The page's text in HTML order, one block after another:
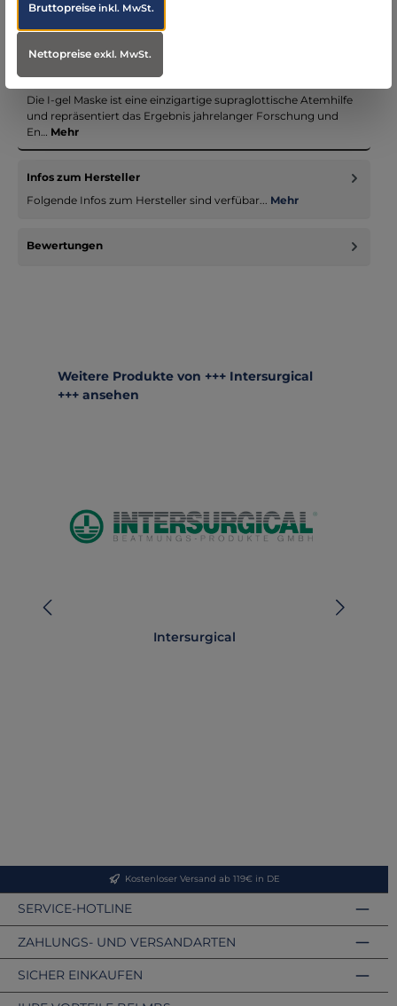
Beschreibung
Die I-gel Maske ist eine einzigartige supraglottische Atemhilfe
und repräsentiert das Ergebnis jahrelanger Forschung und
En… Mehr
Infos zum Hersteller
Folgende Infos zum Hersteller sind verfübar... Mehr
Bewertungen
Produktgalerie überspringen
Weitere Produkte von +++ Intersurgical
+++ ansehen
Intersurgical
Kostenloser Versand ab 119€ in DE
SERVICE-HOTLINE
ZAHLUNGS- UND VERSANDARTEN
SICHER EINKAUFEN
Bruttopreiseinkl. MwSt.
Nettopreiseexkl. MwSt.